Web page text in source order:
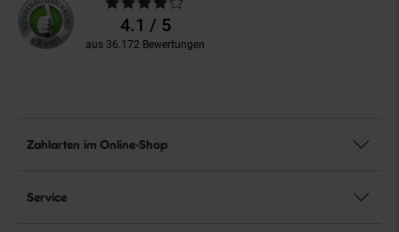
Bewertungen4.1 / 5
aus 36.172 Bewertungen
Zahlarten im Online-Shop
Service